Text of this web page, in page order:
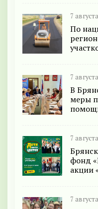
7
По
7
В
меры
7
фонд
акции
7